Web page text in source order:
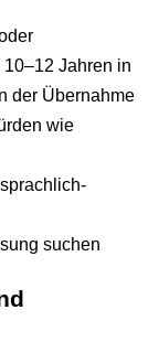
Jahren in
der Übernahme
wie
suchen